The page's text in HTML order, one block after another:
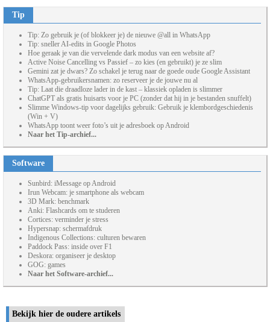
Tip
Tip: Zo gebruik je (of blokkeer je) de nieuwe @all in WhatsApp
Tip: sneller AI-edits in Google Photos
Hoe geraak je van die vervelende dark modus van een website af?
Active Noise Cancelling vs Passief – zo kies (en gebruikt) je ze slim
Gemini zat je dwars? Zo schakel je terug naar de goede oude Google Assistant
WhatsApp-gebruikersnamen: zo reserveer je de jouwe nu al
Tip: Laat die draadloze lader in de kast – klassiek opladen is slimmer
ChatGPT als gratis huisarts voor je PC (zonder dat hij in je bestanden snuffelt)
Slimme Windows-tip voor dagelijks gebruik: Gebruik je klembordgeschiedenis
(Win + V)
WhatsApp toont weer foto’s uit je adresboek op Android
Naar het Tip-archief...
Software
Sunbird: iMessage op Android
Irun Webcam: je smartphone als webcam
3D Mark: benchmark
Anki: Flashcards om te studeren
Cortices: verminder je stress
Hypersnap: schermafdruk
Indigenous Collections: culturen bewaren
Paddock Pass: inside over F1
Deskora: organiseer je desktop
GOG: games
Naar het Software-archief...
Bekijk hier de oudere artikels